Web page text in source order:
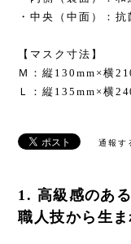
・中央（中面）：
【マスク寸法】
Ｍ：縦130mm×横
Ｌ：縦135mm×横
通報す
1. 高級感のあ
職人技から生ま